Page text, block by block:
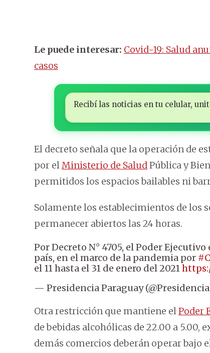
Le puede interesar: Covid-19: Salud
casos
Recibí las noticias en tu celular,
El decreto señala que la operación de
por elMinisterio de SaludPública y
permitidos los espacios bailables ni
Solamente los establecimientos de los
permanecer abiertos las 24 horas.
Por Decreto N° 4705, el Poder
país, en el marco de la pandemia por
el 11 hasta el 31 de enero del 2021
— Presidencia Paraguay
Otra restricción que mantiene elPoder
de bebidas alcohólicas de 22.00 a 5.00,
demás comercios deberán operar